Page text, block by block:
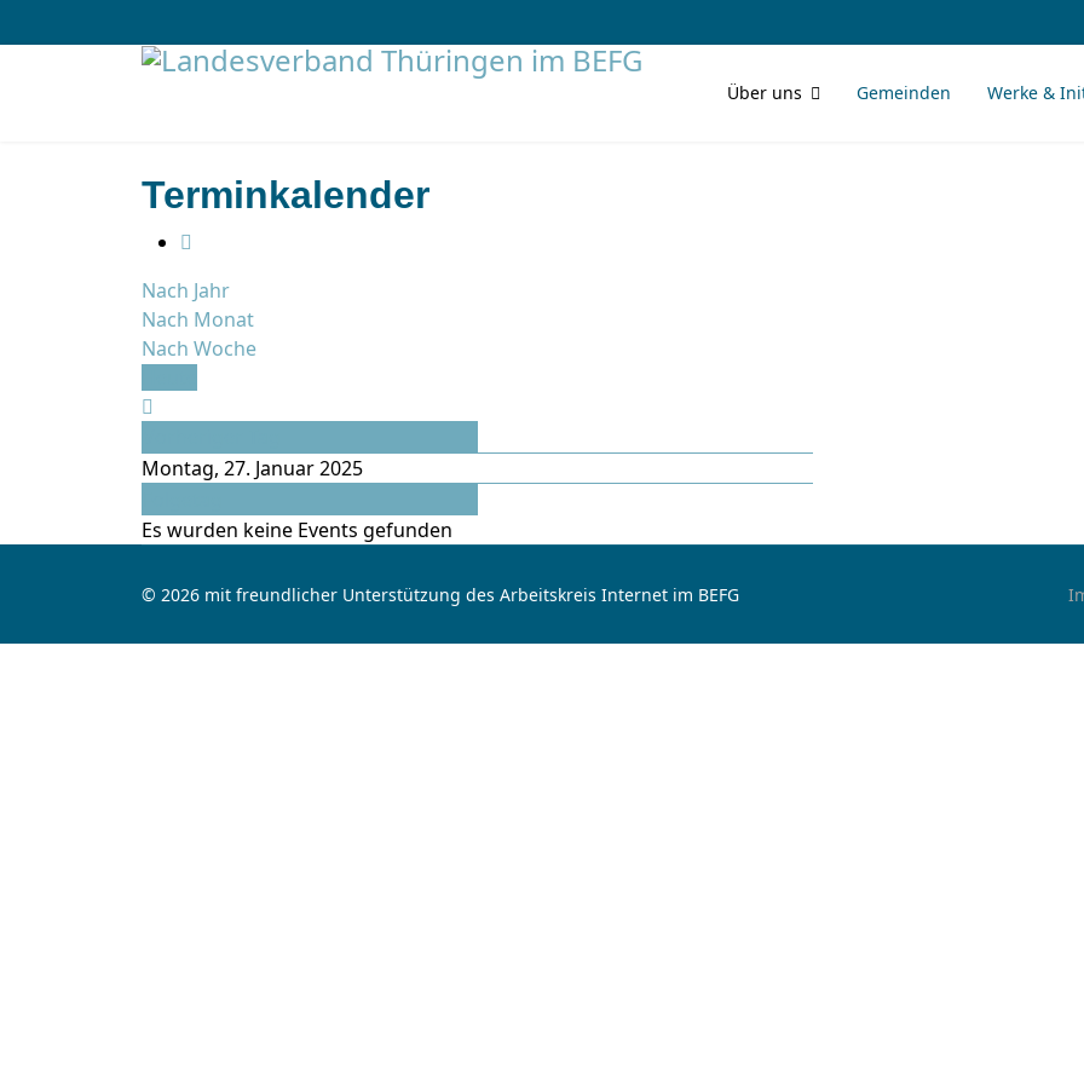
Über uns Gemeinden Werke &
Terminkalender
Nach Jahr
Nach Monat
Nach Woche
Montag, 27. Januar 2025
Es wurden keine Events gefunden
© 2026 mit freundlicher Unterstützung des Arbeitskreis Internet im BEFG